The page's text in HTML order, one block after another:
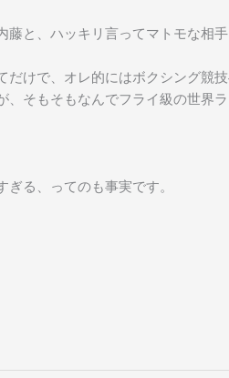
と、ハッキリ言ってマトモな相
けで、オレ的にはボクシング競技
そもそもなんでフライ級の世界
る、ってのも事実です。